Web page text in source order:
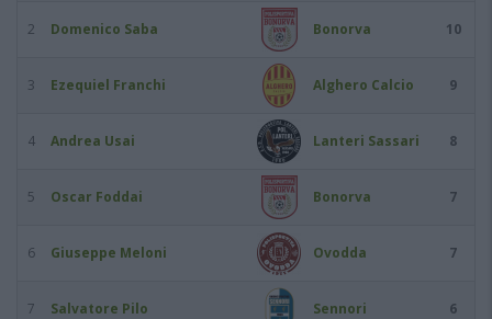
2 Domenico Saba Bonorva 10
3 Ezequiel Franchi Alghero Calcio 9
4 Andrea Usai Lanteri Sassari 8
5 Oscar Foddai Bonorva 7
6 Giuseppe Meloni Ovodda 7
7 Salvatore Pilo Sennori 6